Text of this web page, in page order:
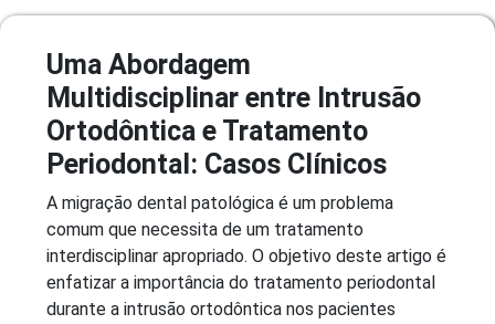
Uma Abordagem
Multidisciplinar entre Intrusão
Ortodôntica e Tratamento
Periodontal: Casos Clínicos
A migração dental patológica é um problema
comum que necessita de um tratamento
interdisciplinar apropriado. O objetivo deste artigo é
enfatizar a importância do tratamento periodontal
durante a intrusão ortodôntica nos pacientes